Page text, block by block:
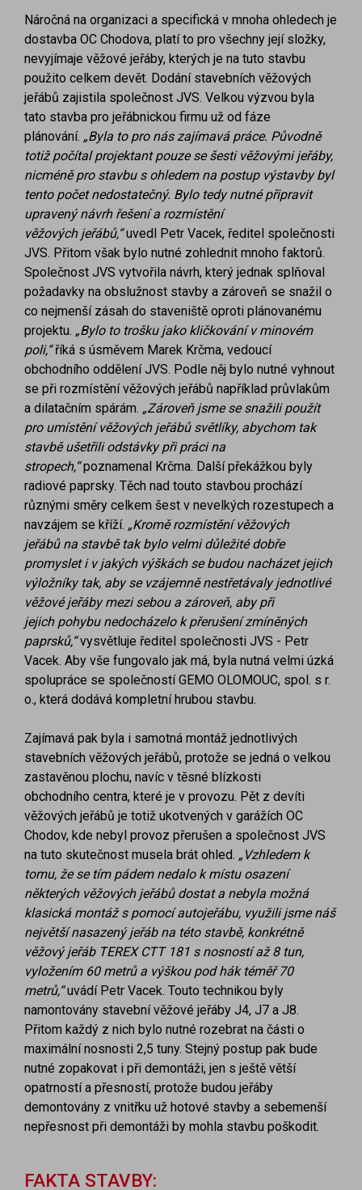
Náročná na organizaci a specifická v mnoha ohledech je
dostavba OC Chodova, platí to pro všechny její složky,
nevyjímaje věžové jeřáby, kterých je na tuto stavbu
použito celkem devět. Dodání stavebních věžových
jeřábů zajistila společnost JVS. Velkou výzvou byla
tato stavba pro jeřábnickou firmu už od fáze
plánování. „Byla to pro nás zajímavá práce. Původně
totiž počítal projektant pouze se šesti věžovými jeřáby,
nicméně pro stavbu s ohledem na postup výstavby byl
tento počet nedostatečný. Bylo tedy nutné připravit
upravený návrh řešení a rozmístění
věžových jeřábů,“uvedl Petr Vacek, ředitel společnosti
JVS. Přitom však bylo nutné zohlednit mnoho faktorů.
Společnost JVS vytvořila návrh, který jednak splňoval
požadavky na obslužnost stavby a zároveň se snažil o
co nejmenší zásah do staveniště oproti plánovanému
projektu. „Bylo to trošku jako kličkování v minovém
poli,“říká s úsměvem Marek Krčma, vedoucí
obchodního oddělení JVS. Podle něj bylo nutné vyhnout
se při rozmístění věžových jeřábů například průvlakům
a dilatačním spárám. „Zároveň jsme se snažili použít
pro umístění věžových jeřábů světlíky, abychom tak
stavbě ušetřili odstávky při práci na
stropech,“poznamenal Krčma. Další překážkou byly
radiové paprsky. Těch nad touto stavbou prochází
různými směry celkem šest v nevelkých rozestupech a
navzájem se kříží. „Kromě rozmístění věžových
jeřábů na stavbě tak bylo velmi důležité dobře
promyslet i v jakých výškách se budou nacházet jejich
výložníky tak, aby se vzájemně nestřetávalyjednotlivé
věžové jeřáby mezi sebou a zároveň, aby při
jejich pohybu nedocházelo k přerušení zmíněných
paprsků,“vysvětluje ředitel společnosti JVS - Petr
Vacek. Aby vše fungovalo jak má, byla nutná velmi úzká
spolupráce se společností GEMO OLOMOUC, spol. s r.
o., která dodává kompletní hrubou stavbu.
Zajímavá pak byla i samotná montáž jednotlivých
stavebních věžových jeřábů, protože se jedná o velkou
zastavěnou plochu, navíc v těsné blízkosti
obchodního centra, které je v provozu. Pět z devíti
věžových jeřábů je totiž ukotvených v garážích OC
Chodov, kde nebyl provoz přerušen a společnost JVS
na tuto skutečnost musela brát ohled. „Vzhledem k
tomu, že se tím pádem nedalo k místu osazení
některých věžových jeřábů dostata nebyla možná
klasická montáž s pomocí autojeřábu, využili jsmenáš
největší nasazený jeřáb na této stavbě, konkrétně
věžový jeřáb TEREX CTT 181 s nosností až 8 tun,
vyložením 60 metrů a výškou pod hák téměř 70
metrů,“uvádí Petr Vacek. Touto technikou byly
namontovány stavební věžové jeřáby J4, J7 a J8.
Přitom každý z nich bylo nutné rozebrat na části o
maximální nosnosti 2,5 tuny. Stejný postup pak bude
nutné zopakovat i při demontáži, jen s ještě větší
opatrností a přesností, protože budou jeřáby
demontovány z vnitřku už hotové stavby a sebemenší
nepřesnost při demontáži by mohla stavbu poškodit.
FAKTA STAVBY: